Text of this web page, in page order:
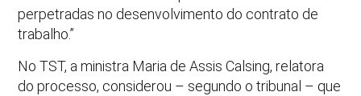
perpetradas no desenvolvimento do contrato de
trabalho.”
No TST, a ministra Maria de Assis Calsing, relatora
do processo, considerou – segundo o tribunal – que